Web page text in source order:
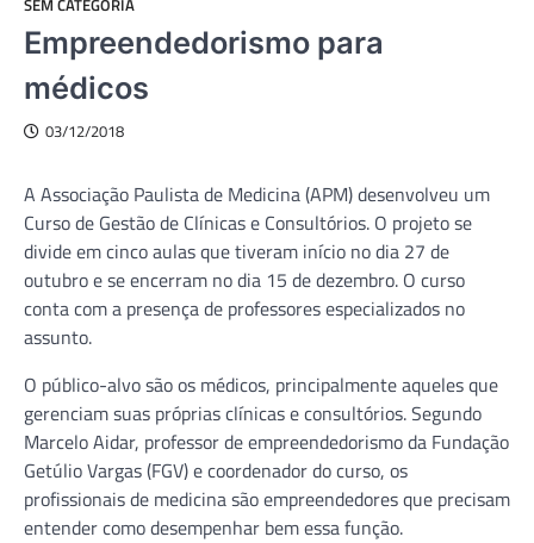
SEM CATEGORIA
Empreendedorismo para
médicos
03/12/2018
A Associação Paulista de Medicina (APM) desenvolveu um
Curso de Gestão de Clínicas e Consultórios. O projeto se
divide em cinco aulas que tiveram início no dia 27 de
outubro e se encerram no dia 15 de dezembro. O curso
conta com a presença de professores especializados no
assunto.
O público-alvo são os médicos, principalmente aqueles que
gerenciam suas próprias clínicas e consultórios. Segundo
Marcelo Aidar, professor de empreendedorismo da Fundação
Getúlio Vargas (FGV) e coordenador do curso, os
profissionais de medicina são empreendedores que precisam
entender como desempenhar bem essa função.